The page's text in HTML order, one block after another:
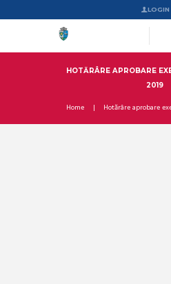
LOGIN
HOTĂRÂRE APROBARE
2019
Home Hotărâre aprobare